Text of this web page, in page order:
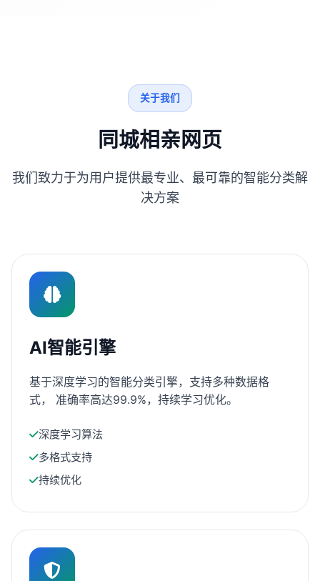
关于我们
同城相亲网页
我们致力于为用户提供最专业、最可靠的智能分类解
决方案
AI智能引擎
基于深度学习的智能分类引擎，支持多种数据格
式， 准确率高达99.9%，持续学习优化。
深度学习算法
多格式支持
持续优化